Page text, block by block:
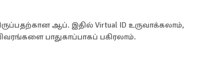
ஆப். இதில் Virtual ID உருவாக்கலாம்,
பாதுகாப்பாகப் பகிரலாம்.